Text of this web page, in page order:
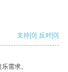
支持[0] 反对[0]
需求。